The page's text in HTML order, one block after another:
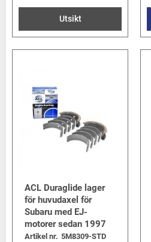
Utsikt
ACL Duraglide lager
för huvudaxel för
Subaru med EJ-
motorer sedan 1997
Artikel nr. 5M8309-STD